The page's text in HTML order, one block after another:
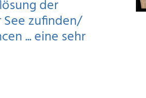
der
zufinden/
... eine sehr